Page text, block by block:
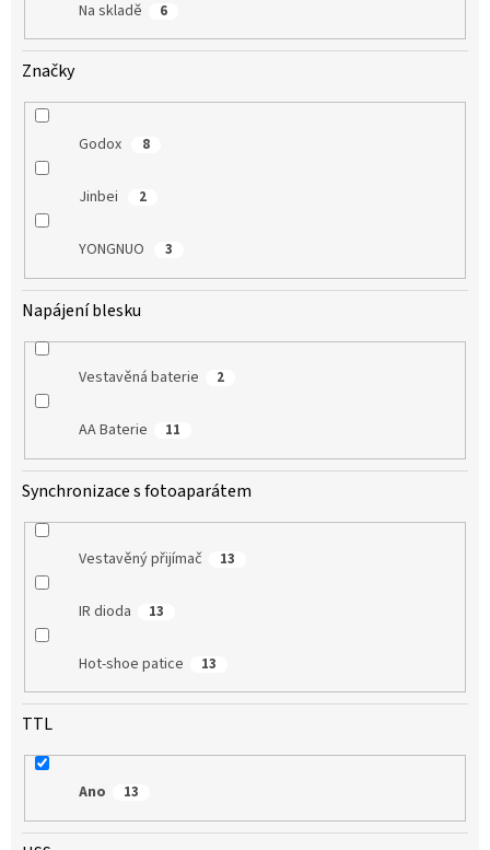
Na skladě 6
Značky
Godox 8
Jinbei 2
YONGNUO 3
Napájení blesku
Vestavěná baterie 2
AA Baterie 11
Synchronizace s fotoaparátem
Vestavěný přijímač 13
IR dioda 13
Hot-shoe patice 13
TTL
Ano 13